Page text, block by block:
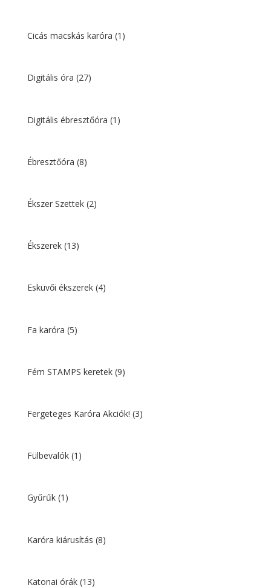
Cicás macskás karóra (1)
Digitális óra (27)
Digitális ébresztőóra (1)
Ébresztőóra (8)
Ékszer Szettek (2)
Ékszerek (13)
Esküvői ékszerek (4)
Fa karóra (5)
Fém STAMPS keretek (9)
Fergeteges Karóra Akciók! (3)
Fülbevalók (1)
Gyűrűk (1)
Karóra kiárusítás (8)
Katonai órák (13)